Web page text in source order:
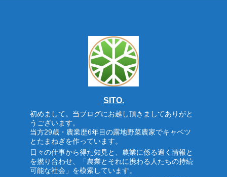
SITO.
初めまして。当ブログにお越し頂きましてありがと
うございます。
当方29歳・農業歴6年目の露地野菜農家でキャベツ
とたまねぎを作っています。
日々の仕事から得た知見と、農業に係る遍く情報と
を撚り合わせ、「農業とそれに携わる人たちの持続
可能な社会」を模索しています。